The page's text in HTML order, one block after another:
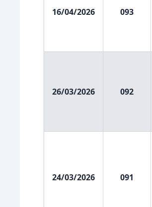
16/04/2026 093
26/03/2026 092
24/03/2026 091